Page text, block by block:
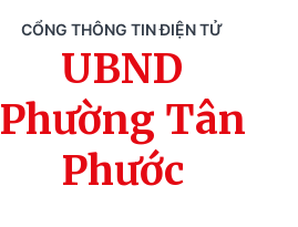
CỔNG THÔNG TIN ĐIỆN TỬ
UBND
Phường Tân
Phước